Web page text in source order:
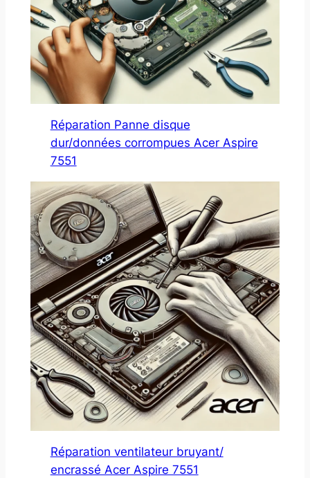
Réparation Panne disque
dur/données corrompues Acer Aspire
7551
Réparation ventilateur bruyant/
encrassé Acer Aspire 7551